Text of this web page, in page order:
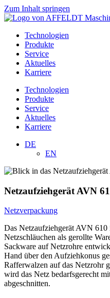
Zum Inhalt springen
Technologien
Produkte
Service
Aktuelles
Karriere
Technologien
Produkte
Service
Aktuelles
Karriere
DE
EN
Netzaufziehgerät AVN
Netzverpackung
Das Netzaufziehgerät AVN
Netzschläuchen als gerollte
Sackware auf Netzrohre
Hand über den Aufziehkonus
Rafferwalzen auf das Netzrohr
wird das Netz bedarfsgerecht
abgeschnitten.